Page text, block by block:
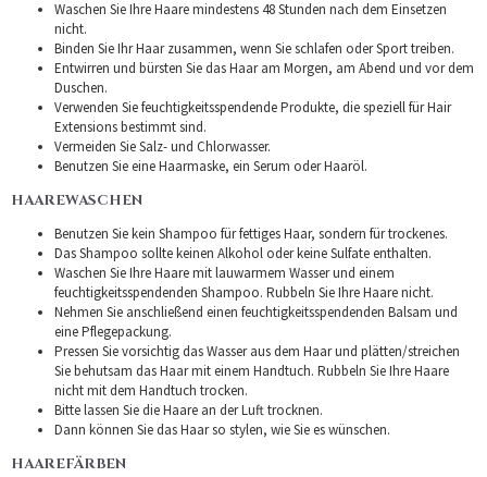
Waschen Sie Ihre Haare mindestens 48 Stunden nach dem Einsetzen
nicht.
Binden Sie Ihr Haar zusammen, wenn Sie schlafen oder Sport treiben.
Entwirren und bürsten Sie das Haar am Morgen, am Abend und vor dem
Duschen.
Verwenden Sie feuchtigkeitsspendende Produkte, die speziell für Hair
Extensions bestimmt sind.
Vermeiden Sie Salz- und Chlorwasser.
Benutzen Sie eine Haarmaske, ein Serum oder Haaröl.
HAAREWASCHEN
Benutzen Sie kein Shampoo für fettiges Haar, sondern für trockenes.
Das Shampoo sollte keinen Alkohol oder keine Sulfate enthalten.
Waschen Sie Ihre Haare mit lauwarmem Wasser und einem
feuchtigkeitsspendenden Shampoo. Rubbeln Sie Ihre Haare nicht.
Nehmen Sie anschließend einen feuchtigkeitsspendenden Balsam und
eine Pflegepackung.
Pressen Sie vorsichtig das Wasser aus dem Haar und plätten/streichen
Sie behutsam das Haar mit einem Handtuch. Rubbeln Sie Ihre Haare
nicht mit dem Handtuch trocken.
Bitte lassen Sie die Haare an der Luft trocknen.
Dann können Sie das Haar so stylen, wie Sie es wünschen.
HAAREFÄRBEN